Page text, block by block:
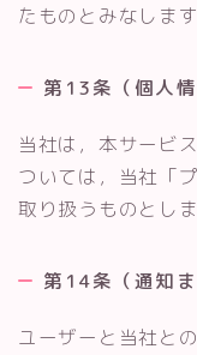
たものとみなします
第13条（個人情
当社は，本サービ
ついては，当社「
取り扱うものとしま
第14条（通知ま
ユーザーと当社と